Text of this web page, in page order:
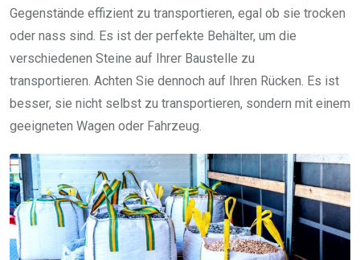
Gegenstände effizient zu transportieren, egal ob sie trocken
oder nass sind. Es ist der perfekte Behälter, um die
verschiedenen Steine auf Ihrer Baustelle zu
transportieren. Achten Sie dennoch auf Ihren Rücken. Es ist
besser, sie nicht selbst zu transportieren, sondern mit einem
geeigneten Wagen oder Fahrzeug.